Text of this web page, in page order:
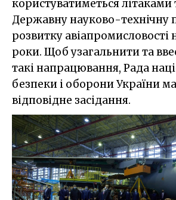
користуватиметься
Державну науково-технічну
розвитку авіапромисловості
роки. Щоб узагальнити та
такі напрацювання, Рада
безпеки і оборони України
відповідне засідання.